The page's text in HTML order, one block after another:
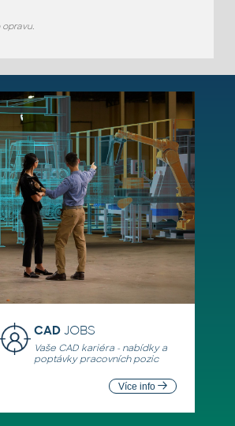
CADJOBS
Vaše CAD kariéra - nabídky a
poptávky pracovních pozic
Více info